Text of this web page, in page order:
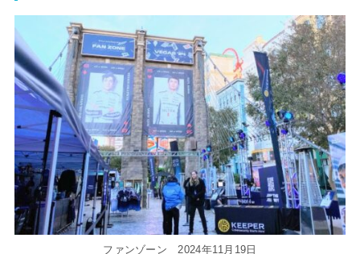
ファンゾーン 2024年11月19日